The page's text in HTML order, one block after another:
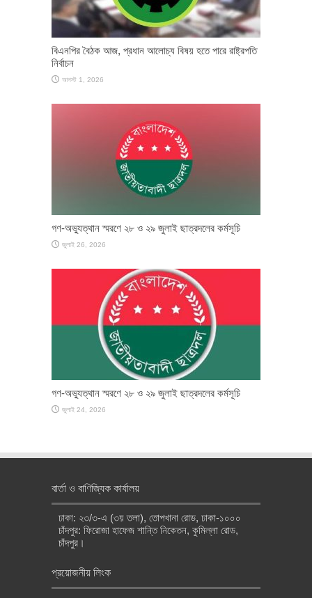
বিএনপির বৈঠক আজ, প্রধান আলোচ্য বিষয় হতে পারে রাষ্ট্রপতি
নির্বাচন
আগস্ট 1, 2026
গণ-অভ্যুত্থান স্মরণে ২৮ ও ২৯ জুলাই ছাত্রদলের কর্মসূচি
জুলাই 26, 2026
গণ-অভ্যুত্থান স্মরণে ২৮ ও ২৯ জুলাই ছাত্রদলের কর্মসূচি
জুলাই 24, 2026
বার্তা ও বাণিজ্যিক কার্যালয়
ঢাকা: ২৩/৩-এ (৩য় তলা), তোপখানা রোড, ঢাকা-১০০০
চাঁদপুর: ফিরোজা হাফেজ শান্তি নিকেতন, কুমিল্লা রোড,
চাঁদপুর।
প্রয়োজনীয় লিংক